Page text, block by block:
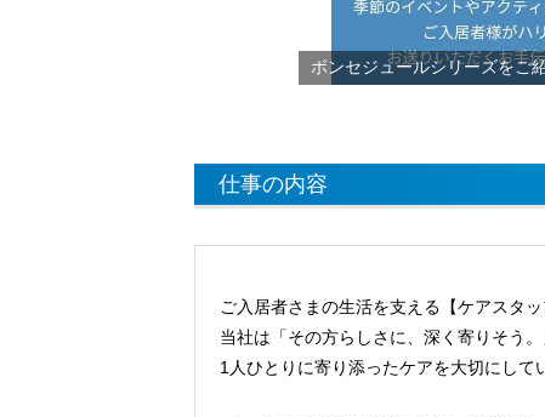
ボンセジュールシリーズをご
仕事の内容
ご入居者さまの生活を支える【ケアスタ
当社は「その方らしさに、深く寄りそう。
1人ひとりに寄り添ったケアを大切にして